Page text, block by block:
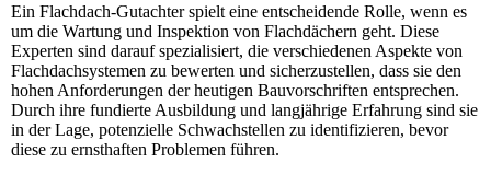
Ein Flachdach-Gutachter spielt eine entscheidende Rolle, wenn es
um die Wartung und Inspektion von Flachdächern geht. Diese
Experten sind darauf spezialisiert, die verschiedenen Aspekte von
Flachdachsystemen zu bewerten und sicherzustellen, dass sie den
hohen Anforderungen der heutigen Bauvorschriften entsprechen.
Durch ihre fundierte Ausbildung und langjährige Erfahrung sind sie
in der Lage, potenzielle Schwachstellen zu identifizieren, bevor
diese zu ernsthaften Problemen führen.